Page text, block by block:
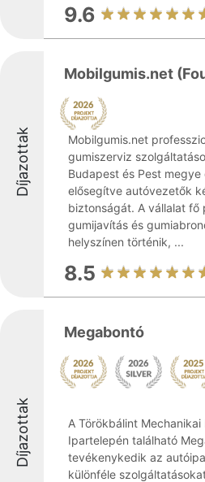
9.6
Díjazottak
Mobilgumis.net
Mobilgumis.net
gumiszerviz
Budapest és Pest
elősegítve autóvezetők
biztonságát. A vállalat fő
gumijavítás és
helyszínen történik, ...
8.5
Díjazottak
Megabontó
A Törökbálint Mechanikai
Ipartelepén található
tevékenykedik az
különféle